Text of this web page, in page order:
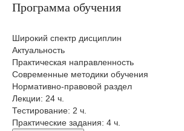
Программа обучения
Широкий спектр дисциплин
Актуальность
Практическая направленность
Современные методики обучения
Нормативно-правовой раздел
Лекции: 24 ч.
Тестирование: 2 ч.
Практические задания: 4 ч.